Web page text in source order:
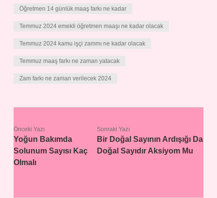
Öğretmen 14 günlük maaş farkı ne kadar
Temmuz 2024 emekli öğretmen maaşı ne kadar olacak
Temmuz 2024 kamu işçi zammı ne kadar olacak
Temmuz maaş farkı ne zaman yatacak
Zam farkı ne zaman verilecek 2024
Önceki Yazı
Yoğun Bakımda
Solunum Sayısı Kaç
Olmalı
Sonraki Yazı
Bir Doğal Sayının Ardışığı Da
Doğal Sayıdır Aksiyom Mu